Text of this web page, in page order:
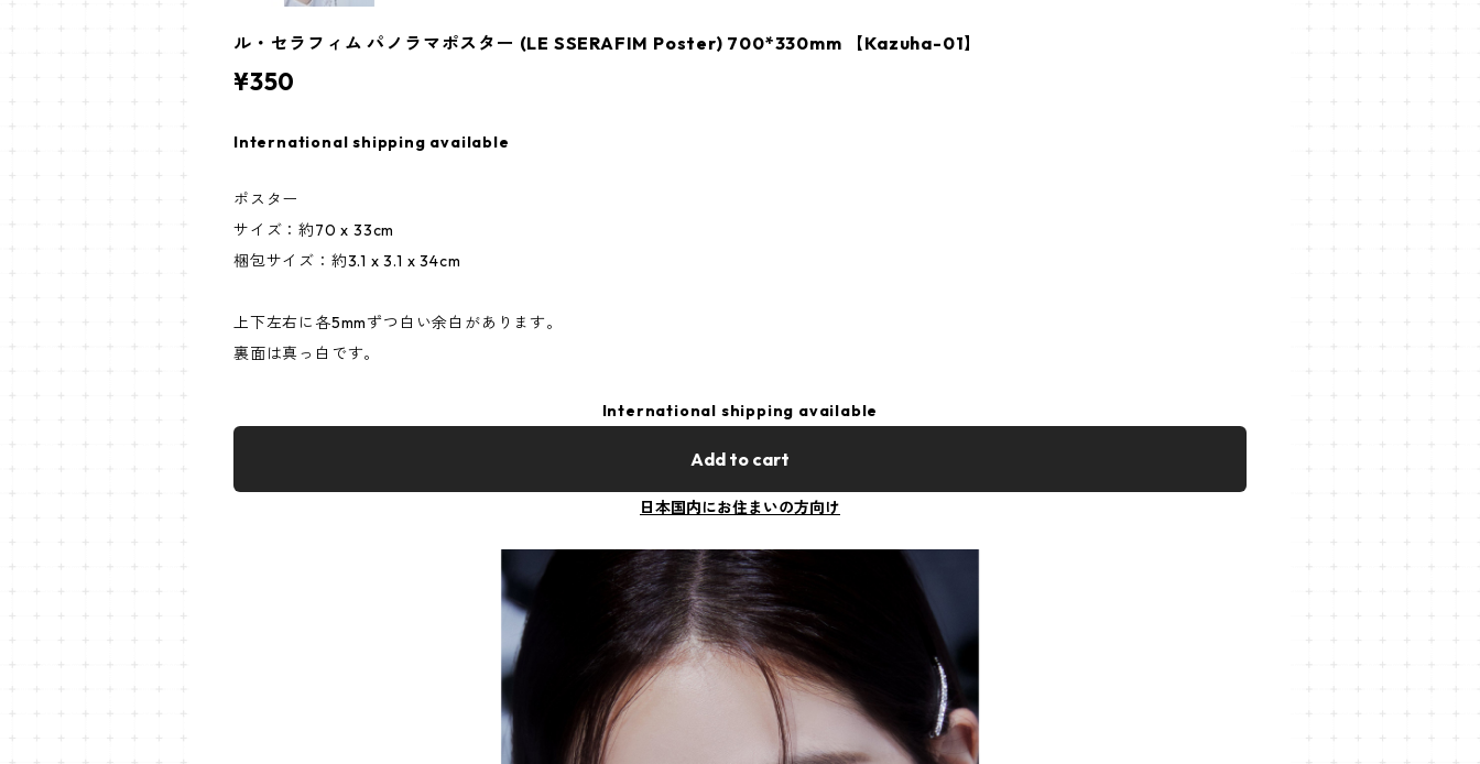
ル・セラフィム パノラマポスター (LE SSERAFIM Poster) 700*330mm 【Kazuha-01】
¥350
International shipping available
ポスター
サイズ：約70 x 33cm
梱包サイズ：約3.1 x 3.1 x 34cm
上下左右に各5mmずつ白い余白があります。
裏面は真っ白です。
International shipping available
Add to cart
日本国内にお住まいの方向け